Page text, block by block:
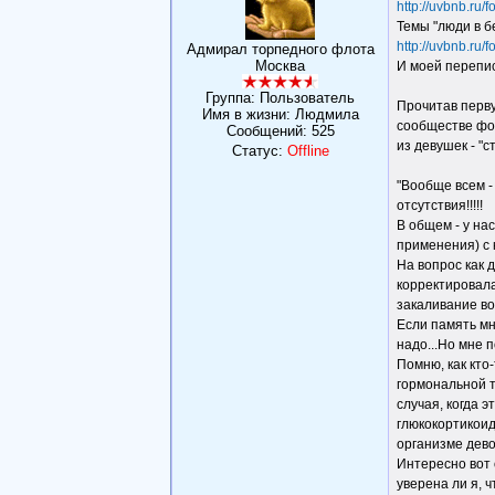
Адмирал торпедного флота
Москва
Группа: Пользователь
Имя в жизни: Людмила
Сообщений: 525
Статус: Offline
http://uvbnb.ru/
Темы "люди в
http://uvbnb.ru/
И моей
Прочитав
сообществе
из девушек -
"Вообще всем -
отсутствия!!!!!
В общем - у
применения) с
На вопрос как
закаливание
Если память
надо...Но мне
Помню, как
гормональной
случая, когда
организме
Интересно
уверена ли я,